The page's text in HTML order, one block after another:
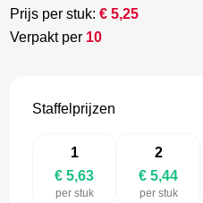
Prijs per stuk:€5,25
Verpakt per 10
Staffelprijzen
1
€ 5,63
per stuk
2
€ 5,44
per stuk